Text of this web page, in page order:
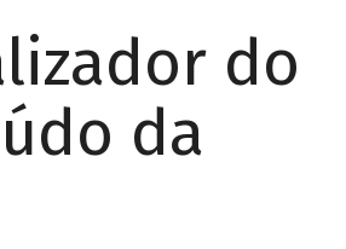
do
da